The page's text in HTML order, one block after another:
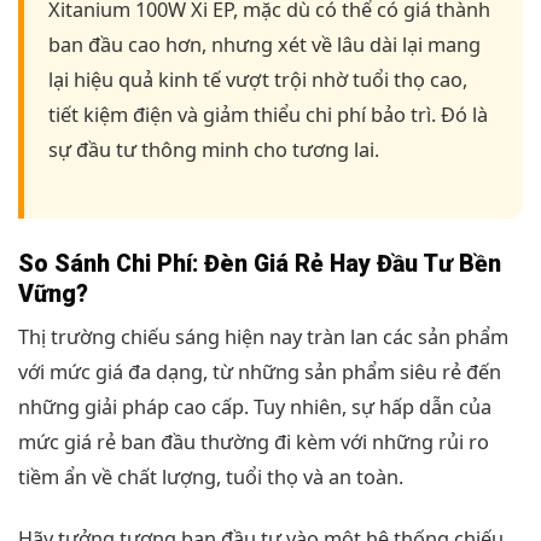
Xitanium 100W Xi EP, mặc dù có thể có giá thành
ban đầu cao hơn, nhưng xét về lâu dài lại mang
lại hiệu quả kinh tế vượt trội nhờ tuổi thọ cao,
tiết kiệm điện và giảm thiểu chi phí bảo trì. Đó là
sự đầu tư thông minh cho tương lai.
So Sánh Chi Phí: Đèn Giá Rẻ Hay Đầu Tư Bền
Vững?
Thị trường chiếu sáng hiện nay tràn lan các sản phẩm
với mức giá đa dạng, từ những sản phẩm siêu rẻ đến
những giải pháp cao cấp. Tuy nhiên, sự hấp dẫn của
mức giá rẻ ban đầu thường đi kèm với những rủi ro
tiềm ẩn về chất lượng, tuổi thọ và an toàn.